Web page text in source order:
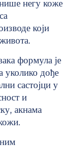
негу коже
који
формула је
уколико дође
састојци у
и
акнама